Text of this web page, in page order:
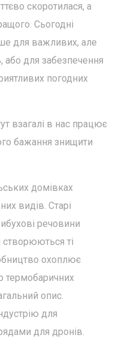
скоротилася, а
Сьогодні
для важливих, але
або для забезпечення
погодних
взагалі в нас працює
бажання знищити
домівках
видів. Старі
речовини
створюються ті
охоплює
термобаричних
опис.
для
для дронів.